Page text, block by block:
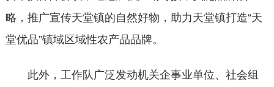
略，推广宣传天堂镇的自然好物，助力天堂镇打造“天
堂优品”镇域区域性农产品品牌。
此外，工作队广泛发动机关企事业单位、社会组